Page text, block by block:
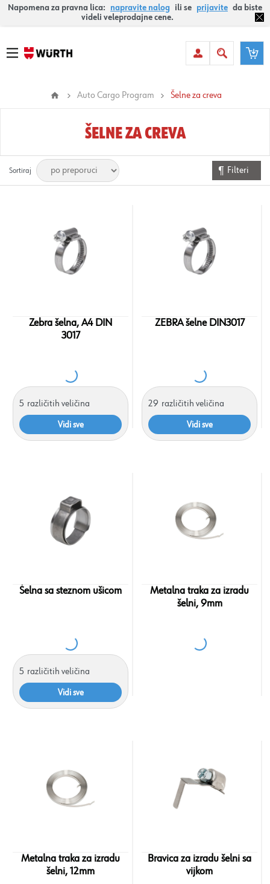
Napomena za pravna lica: napravite nalog ili se prijavite da biste
videli veleprodajne cene.
Auto Cargo Program Šelne za creva
ŠELNE ZA CREVA
Sortiraj Filteri
Zebra šelna, A4 DIN
3017
5 različitih veličina
Vidi sve
ZEBRA šelne DIN3017
29 različitih veličina
Vidi sve
Šelna sa steznom ušicom
5 različitih veličina
Vidi sve
Metalna traka za izradu
šelni, 9mm
Metalna traka za izradu
šelni, 12mm
Bravica za izradu šelni sa
vijkom